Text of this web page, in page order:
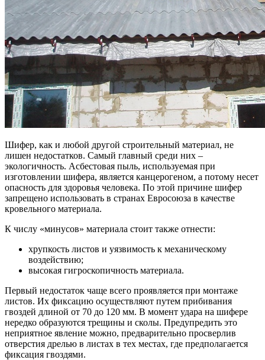
Шифер, как и любой другой строительный материал, не
лишен недостатков. Самый главный среди них –
экологичность. Асбестовая пыль, используемая при
изготовлении шифера, является канцерогеном, а потому несет
опасность для здоровья человека. По этой причине шифер
запрещено использовать в странах Евросоюза в качестве
кровельного материала.
К числу «минусов» материала стоит также отнести:
хрупкость листов и уязвимость к механическому
воздействию;
высокая гигроскопичность материала.
Первый недостаток чаще всего проявляется при монтаже
листов. Их фиксацию осуществляют путем прибивания
гвоздей длиной от 70 до 120 мм. В момент удара на шифере
нередко образуются трещины и сколы. Предупредить это
неприятное явление можно, предварительно просверлив
отверстия дрелью в листах в тех местах, где предполагается
фиксация гвоздями.